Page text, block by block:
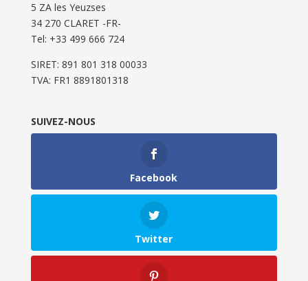
5 ZA les Yeuzses
34 270 CLARET -FR-
Tel: ‭+33 499 666 724‬
SIRET: 891 801 318 00033
TVA: FR1 8891801318
SUIVEZ-NOUS
Facebook
Twitter